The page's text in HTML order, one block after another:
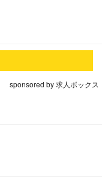
sponsored by 求人ボックス